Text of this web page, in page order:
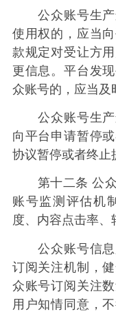
公众账号生产
使用权的，应当
款规定对受让方
更信息。平台发
众账号的，应当及
公众账号生产
向平台申请暂停
协议暂停或者终止
第十二条 公众
账号监测评估机
度、内容点击率、
公众账号信息
订阅关注机制，
众账号订阅关注
用户知情同意，